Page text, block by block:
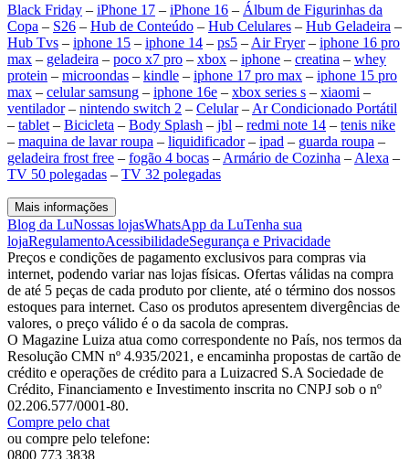
Black Friday – iPhone 17 – iPhone 16 – Álbum de Figurinhas da
Copa – S26 – Hub de Conteúdo – Hub Celulares – Hub Geladeira –
Hub Tvs – iphone 15 – iphone 14 – ps5 – Air Fryer– iphone 16 pro
max – geladeira – poco x7 pro – xbox – iphone – creatina – whey
protein – microondas – kindle – iphone 17 pro max – iphone 15 pro
max – celular samsung – iphone 16e – xbox series s – xiaomi –
ventilador– nintendo switch 2 – Celular– Ar Condicionado Portátil
– tablet – Bicicleta – Body Splash – jbl – redmi note 14 – tenis nike
– maquina de lavar roupa – liquidificador– ipad – guarda roupa –
geladeira frost free – fogão 4 bocas – Armário de Cozinha – Alexa –
TV 50 polegadas – TV 32 polegadas
Mais informações
Blog da LuNossas lojasWhatsApp da LuTenha sua
lojaRegulamentoAcessibilidadeSegurança e Privacidade
Preços e condições de pagamento exclusivos para compras via
internet, podendo variar nas lojas físicas. Ofertas válidas na compra
de até 5 peças de cada produto por cliente, até o término dos nossos
estoques para internet. Caso os produtos apresentem divergências de
valores, o preço válido é o da sacola de compras.
O Magazine Luiza atua como correspondente no País, nos termos da
Resolução CMN nº 4.935/2021, e encaminha propostas de cartão de
crédito e operações de crédito para a Luizacred S.A Sociedade de
Crédito, Financiamento e Investimento inscrita no CNPJ sob o nº
02.206.577/0001-80.
Compre pelo chat
ou compre pelo telefone:
0800 773 3838